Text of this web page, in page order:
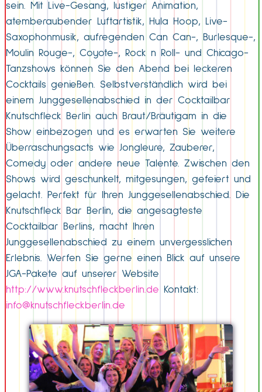
sein. Mit Live-Gesang, lustiger Animation,
atemberaubender Luftartistik, Hula Hoop, Live-
Saxophonmusik, aufregenden Can Can-, Burlesque-,
Moulin Rouge-, Coyote-, Rock n Roll- und Chicago-
Tanzshows können Sie den Abend bei leckeren
Cocktails genießen. Selbstverständlich wird bei
einem Junggesellenabschied in der Cocktailbar
Knutschfleck Berlin auch Braut/Bräutigam in die
Show einbezogen und es erwarten Sie weitere
Überraschungsacts wie Jongleure, Zauberer,
Comedy oder andere neue Talente. Zwischen den
Shows wird geschunkelt, mitgesungen, gefeiert und
gelacht. Perfekt für Ihren Junggesellenabschied. Die
Knutschfleck Bar Berlin, die angesagteste
Cocktailbar Berlins, macht Ihren
Junggesellenabschied zu einem unvergesslichen
Erlebnis. Werfen Sie gerne einen Blick auf unsere
JGA-Pakete auf unserer Website
http://www.knutschfleckberlin.de Kontakt:
info@knutschfleckberlin.de